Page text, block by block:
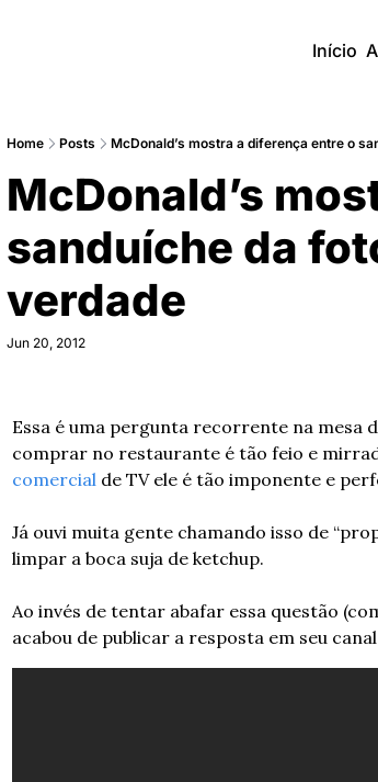
Início
Home Posts McDonald’s mostra a diferença entre o
McDonald’s
sanduíche da
verdade
Jun 20, 2012
Essa é uma pergunta recorrente na mesa
comercial de TV ele é tão imponente e
Já ouvi muita gente chamando isso de
limpar a boca suja de ketchup.
Ao invés de tentar abafar essa questão
acabou de publicar a resposta em seu